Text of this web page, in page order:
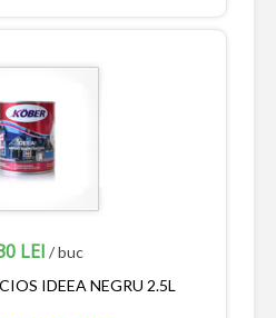
LEI / buc
IDEEA NEGRU 2.5L